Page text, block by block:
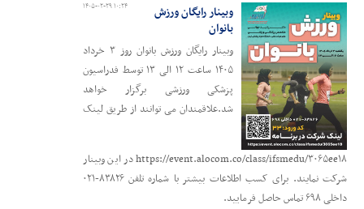
۱۴۰۵-۰۲-۲۹ ۱۰:۲۴
وبینار رایگان ورزش
بانوان
وبینار رایگان ورزش بانوان روز ۳ خرداد
۱۴۰۵ ساعت ۱۲ الی ۱۳ توسط فدراسیون
پزشکی ورزشی برگزار خواهد
شد.علاقمندان می توانند از طریق لینک
https://event.alocom.co/class/ifsmedu/۳۰۶۵ee۱۸ در این وبینار
شرکت نمایند. برای کسب اطلاعات بیشتر با شماره تلفن ۸۳۸۲۶-۰۲۱
داخلی ۶۹۸ تماس حاصل فرمایید.